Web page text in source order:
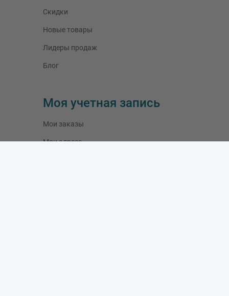
Скидки
Новые товары
Лидеры продаж
Блог
Моя учетная запись
Мои заказы
Мои адреса